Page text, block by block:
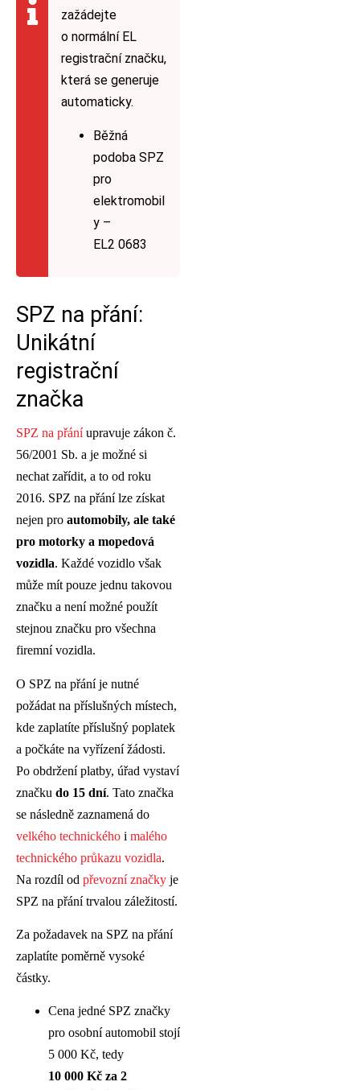
zažádejte
o normální EL
registrační značku,
která se generuje
automaticky.
Běžná
podoba SPZ
pro
elektromobil
y –
EL2 0683
SPZ na přání:
Unikátní
registrační
značka
SPZ na přáníupravuje zákon č.
56/2001 Sb. a je možné si
nechat zařídit, a to od roku
2016. SPZ na přání lze získat
nejen pro automobily, ale také
pro motorky a mopedová
vozidla. Každé vozidlo však
může mít pouze jednu takovou
značku a není možné použít
stejnou značku pro všechna
firemní vozidla.
O SPZ na přání je nutné
požádat na příslušných místech,
kde zaplatíte příslušný poplatek
a počkáte na vyřízení žádosti.
Po obdržení platby, úřad vystaví
značku do 15 dní. Tato značka
se následně zaznamená do
velkého technického i malého
technického průkazu vozidla.
Na rozdíl od převozní značky je
SPZ na přání trvalou záležitostí.
Za požadavek na SPZ na přání
zaplatíte poměrně vysoké
částky.
Cena jedné SPZ značky
pro osobní automobil stojí
5 000 Kč, tedy
10 000 Kč za 2